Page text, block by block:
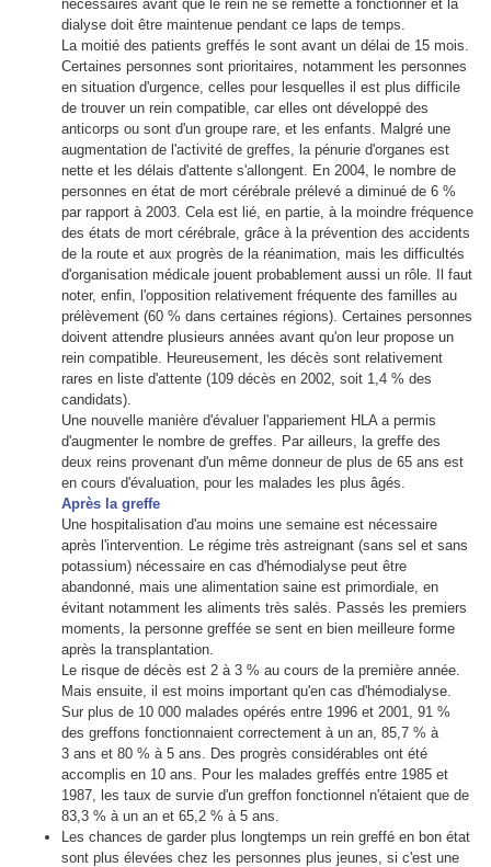
nécessaires avant que le rein ne se remette à fonctionner et la
dialyse doit être maintenue pendant ce laps de temps.
La moitié des patients greffés le sont avant un délai de 15 mois.
Certaines personnes sont prioritaires, notamment les personnes
en situation d'urgence, celles pour lesquelles il est plus difficile
de trouver un rein compatible, car elles ont développé des
anticorps ou sont d'un groupe rare, et les enfants. Malgré une
augmentation de l'activité de greffes, la pénurie d'organes est
nette et les délais d'attente s'allongent. En 2004, le nombre de
personnes en état de mort cérébrale prélevé a diminué de 6 %
par rapport à 2003. Cela est lié, en partie, à la moindre fréquence
des états de mort cérébrale, grâce à la prévention des accidents
de la route et aux progrès de la réanimation, mais les difficultés
d'organisation médicale jouent probablement aussi un rôle. Il faut
noter, enfin, l'opposition relativement fréquente des familles au
prélèvement (60 % dans certaines régions). Certaines personnes
doivent attendre plusieurs années avant qu'on leur propose un
rein compatible. Heureusement, les décès sont relativement
rares en liste d'attente (109 décès en 2002, soit 1,4 % des
candidats).
Une nouvelle manière d'évaluer l'appariement HLA a permis
d'augmenter le nombre de greffes. Par ailleurs, la greffe des
deux reins provenant d'un même donneur de plus de 65 ans est
en cours d'évaluation, pour les malades les plus âgés.
Après la greffe
Une hospitalisation d'au moins une semaine est nécessaire
après l'intervention. Le régime très astreignant (sans sel et sans
potassium) nécessaire en cas d'hémodialyse peut être
abandonné, mais une alimentation saine est primordiale, en
évitant notamment les aliments très salés. Passés les premiers
moments, la personne greffée se sent en bien meilleure forme
après la transplantation.
Le risque de décès est 2 à 3 % au cours de la première année.
Mais ensuite, il est moins important qu'en cas d'hémodialyse.
Sur plus de 10 000 malades opérés entre 1996 et 2001, 91 %
des greffons fonctionnaient correctement à un an, 85,7 % à
3 ans et 80 % à 5 ans. Des progrès considérables ont été
accomplis en 10 ans. Pour les malades greffés entre 1985 et
1987, les taux de survie d'un greffon fonctionnel n'étaient que de
83,3 % à un an et 65,2 % à 5 ans.
Les chances de garder plus longtemps un rein greffé en bon état
sont plus élevées chez les personnes plus jeunes, si c'est une